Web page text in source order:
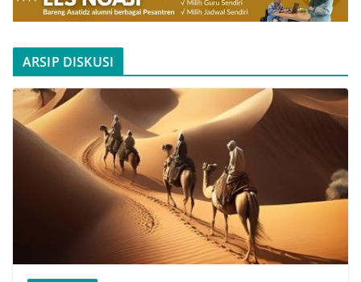
ARSIP DISKUSI